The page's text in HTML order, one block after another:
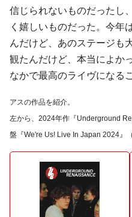
信じられないものだったし
く嬉しいものだった。今年
んだけど、あのステージも
観たんだけど、本当によか
なかで最高のライヴになる
アスの作品を紹介。
左から、2024年作『Underground
盤『We're Us! Live In Japan 2024』（